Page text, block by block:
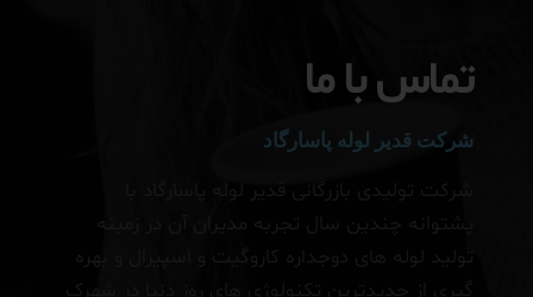
تماس با ما
شرکت قدیر لوله پاسارگاد
شرکت تولیدی بازرگانی قدیر لوله پاسارگاد با
پشتوانه چندین سال تجربه مدیران آن در زمینه
تولید لوله های دوجداره کاروگیت و اسپیرال و بهره
گیری از جدیدترین تکنولوژی های روز دنیا در شهرک